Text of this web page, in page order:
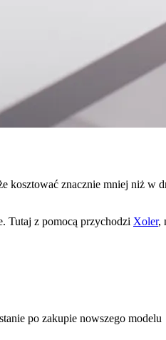
znacznie mniej niż w
Tutaj z pomocą przychodzi Xoler,
po zakupie nowszego modelu